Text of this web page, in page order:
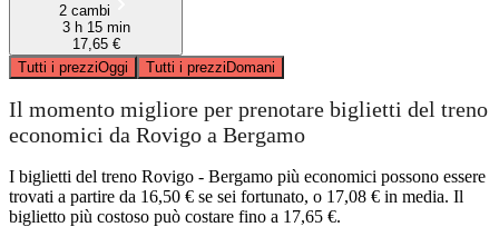
2 cambi
3 h 15 min
17,65 €
Tutti i prezziOggi Tutti i prezziDomani
Il momento migliore per prenotare biglietti del treno
economici da Rovigo a Bergamo
I biglietti del treno Rovigo - Bergamo più economici possono essere
trovati a partire da 16,50 € se sei fortunato, o 17,08 € in media. Il
biglietto più costoso può costare fino a 17,65 €.